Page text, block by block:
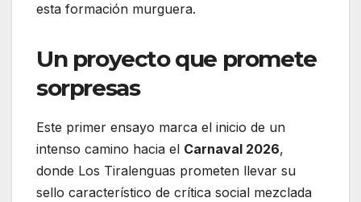
esta formación murguera.
Un proyecto que promete
sorpresas
Este primer ensayo marca el inicio de un
intenso camino hacia el Carnaval 2026,
donde Los Tiralenguas prometen llevar su
sello característico de crítica social mezclada